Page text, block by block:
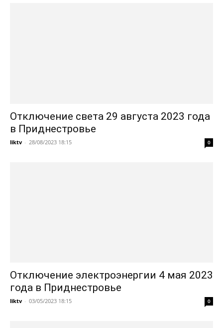
Отключение света 29 августа 2023 года
в Приднестровье
liktv - 28/08/2023 18:15 0
Отключение электроэнергии 4 мая 2023
года в Приднестровье
liktv - 03/05/2023 18:15 0